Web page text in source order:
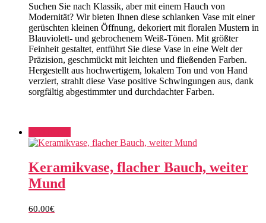
Suchen Sie nach Klassik, aber mit einem Hauch von
Modernität? Wir bieten Ihnen diese schlanken Vase mit einer
gerüschten kleinen Öffnung, dekoriert mit floralen Mustern in
Blauviolett- und gebrochenem Weiß-Tönen. Mit größter
Feinheit gestaltet, entführt Sie diese Vase in eine Welt der
Präzision, geschmückt mit leichten und fließenden Farben.
Hergestellt aus hochwertigem, lokalem Ton und von Hand
verziert, strahlt diese Vase positive Schwingungen aus, dank
sorgfältig abgestimmter und durchdachter Farben.
Keramikvase, flacher Bauch, weiter
Mund
60.00€